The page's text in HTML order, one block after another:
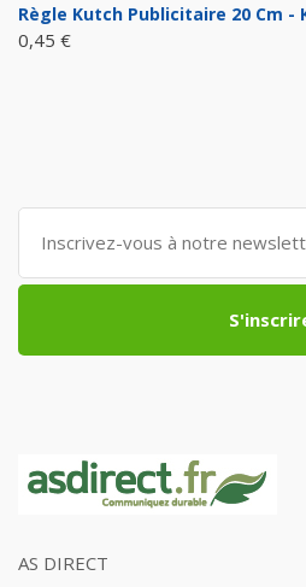
Règle Kutch Publicitaire 20 Cm -
0,45 €
AS DIRECT